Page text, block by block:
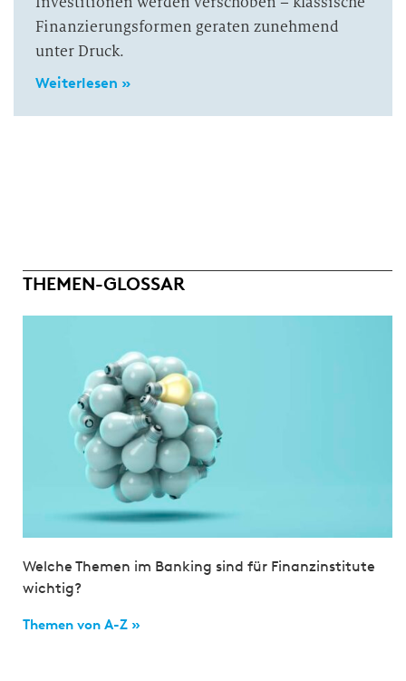
Finanzierungsformen geraten zunehmend
unter Druck.
Weiterlesen »
THEMEN-GLOSSAR
Welche Themen im Banking sind für Finanzinstitute
wichtig?
Themen von A-Z »